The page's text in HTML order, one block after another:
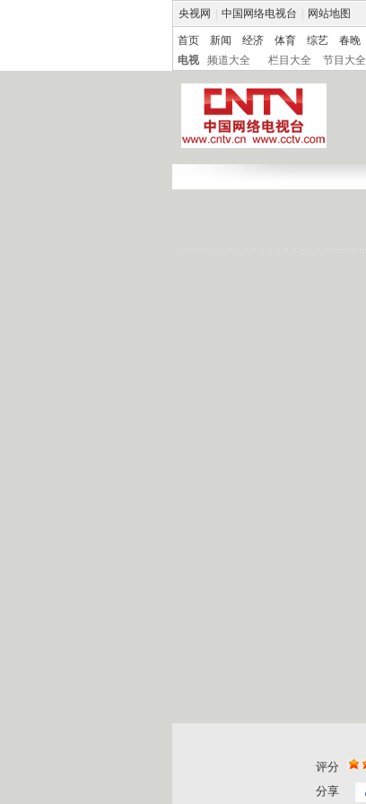
央视网 中国网络电视台 网站地图
首页 新闻 经济 体育 综艺 春晚
电视
频道大全 栏目大全 节目大全
评分
分享